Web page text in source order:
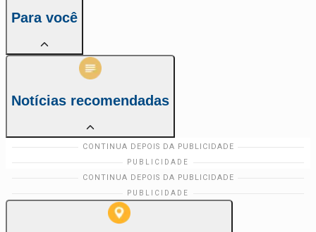
Para você
Notícias recomendadas